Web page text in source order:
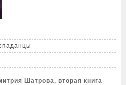
Шатрова, вторая книга